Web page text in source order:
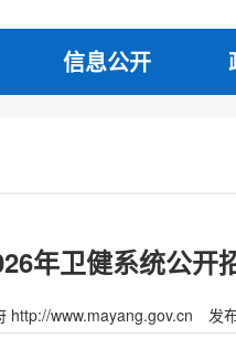
信息公开
年卫健系统公开
http://www.mayang.gov.cn 发